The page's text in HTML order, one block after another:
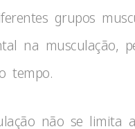
grupos
na musculação,
tempo.
não se limita